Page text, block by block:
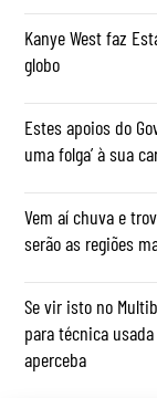
Kanye West faz
globo
Estes apoios do
uma folga’ à sua
Vem aí chuva e
serão as regiões
Se vir isto no
para técnica
aperceba